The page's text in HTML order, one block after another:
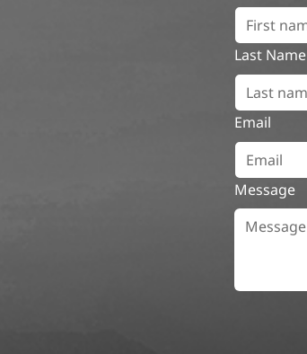
Last Name
Email
Message